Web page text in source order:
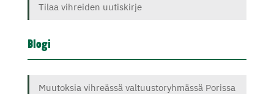
Tilaa vihreiden uutiskirje
Blogi
Muutoksia vihreässä valtuustoryhmässä Porissa